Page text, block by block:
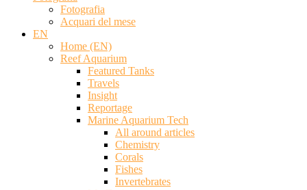
Fotografia
Acquari del mese
EN
Home (EN)
Reef Aquarium
Featured Tanks
Travels
Insight
Reportage
Marine Aquarium Tech
All around articles
Chemistry
Corals
Fishes
Invertebrates